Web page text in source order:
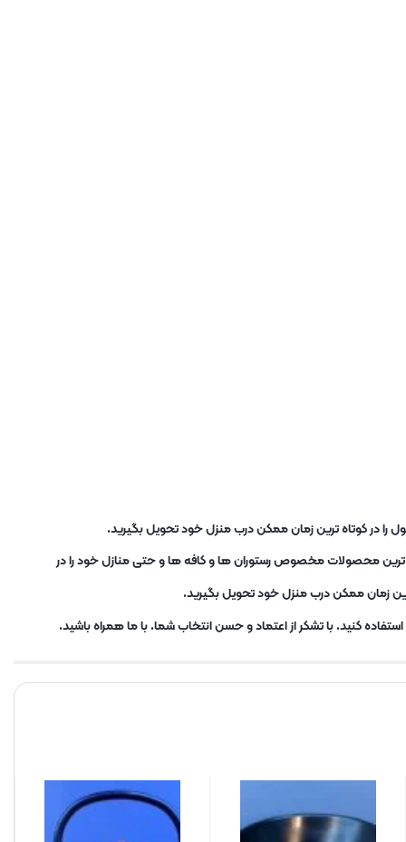
را در کوتاه ترین زمان ممکن درب منزل خود تحویل بگیرید.
ترین محصولات مخصوص رستوران ها و کافه ها و حتی منازل خود را در
زمان ممکن درب منزل خود تحویل بگیرید.
کنید. با تشکر از اعتماد و حسن انتخاب شما. با ما همراه باشید.